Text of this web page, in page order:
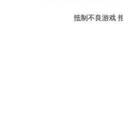
抵制不良游戏